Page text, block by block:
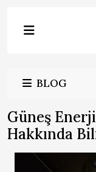
BLOG
Güneş
Hakkında